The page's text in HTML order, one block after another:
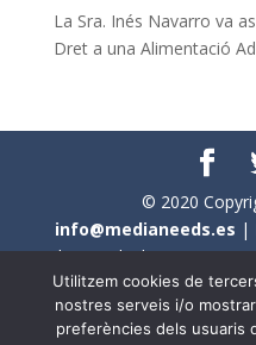
La Sra. Inés Navarro va
Dret a una Alimentació
© 2020
info@medianeeds.es |
| Tots els drets
Avís
En aquest web s'ha
Utilitzem cookies de
nostres serveis i/o
preferències dels usuaris